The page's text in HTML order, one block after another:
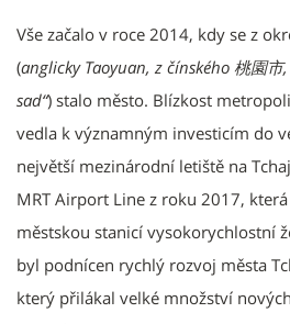
Vše začalo v roce 2014, kdy se z
(anglicky Taoyuan, z čínského 桃園市
sad“) stalo město. Blízkost
vedla k významným investicím do
největší mezinárodní letiště na
MRT Airport Line z roku 2017,
městskou stanicí vysokorychlostní
byl podnícen rychlý rozvoj města
který přilákal velké množství